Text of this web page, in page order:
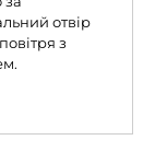
отвір
з